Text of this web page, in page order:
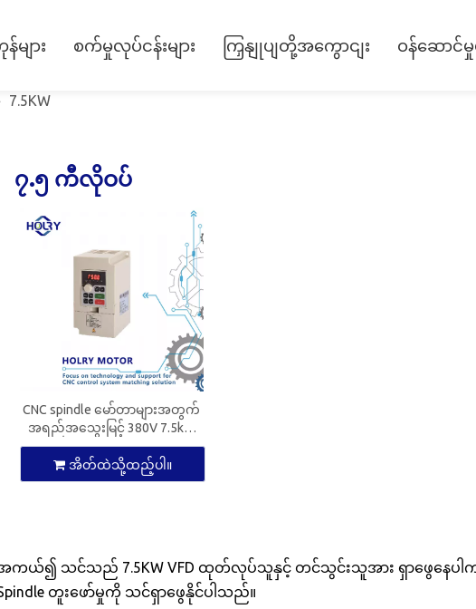
ျား စက်မှုလုပ်ငန်းများ ကြှနျုပျတို့အကွောငျး ဝန်ဆောင်မှု
7.5KW
၇.၅ ကီလိုဝပ်
CNC spindle မော်တာများအတွက်
အရည်အသွေးမြင့် 380V 7.5kW
အင်ဗာတာ
အိတ်ထဲသို့ထည့်ပါ။
ကယ်၍ သင်သည် 7.5KW VFD ထုတ်လုပ်သူနှင့် တင်သွင်းသူအား ရှာဖွေနေပါ
တူးဖော်မှုကို သင်ရှာဖွေနိုင်ပါသည်။